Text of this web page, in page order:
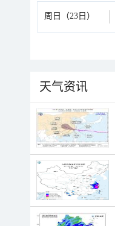
周日（23日）
天气资讯